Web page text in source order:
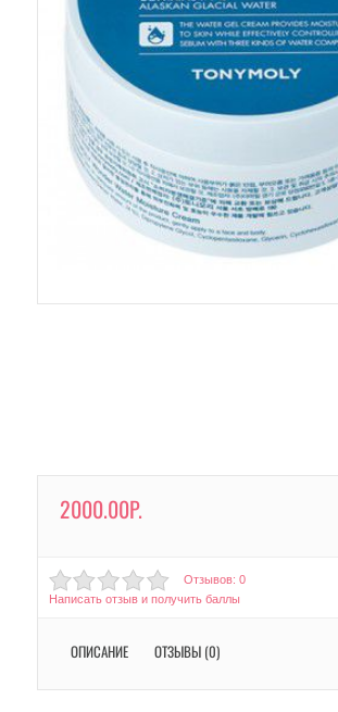
2000.00Р.
Отзывов: 0
Написать отзыв и получить баллы
ОПИСАНИЕ ОТЗЫВЫ (0)